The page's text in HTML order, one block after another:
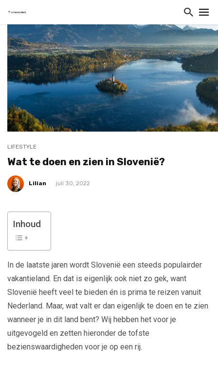
LIFESTYLE
Wat te doen en zien in Slovenië?
Lilian juli 30, 2022
Inhoud
In de laatste jaren wordt Slovenië een steeds populairder
vakantieland. En dat is eigenlijk ook niet zo gek, want
Slovenië heeft veel te bieden én is prima te reizen vanuit
Nederland. Maar, wat valt er dan eigenlijk te doen en te zien
wanneer je in dit land bent? Wij hebben het voor je
uitgevogeld en zetten hieronder de tofste
bezienswaardigheden voor je op een rij.